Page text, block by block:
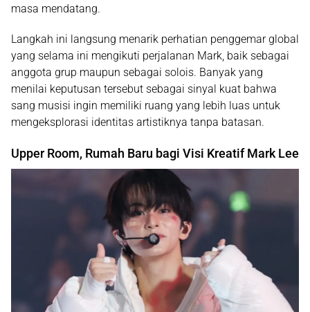
masa mendatang.
Langkah ini langsung menarik perhatian penggemar global
yang selama ini mengikuti perjalanan Mark, baik sebagai
anggota grup maupun sebagai solois. Banyak yang
menilai keputusan tersebut sebagai sinyal kuat bahwa
sang musisi ingin memiliki ruang yang lebih luas untuk
mengeksplorasi identitas artistiknya tanpa batasan.
Upper Room, Rumah Baru bagi Visi Kreatif Mark Lee